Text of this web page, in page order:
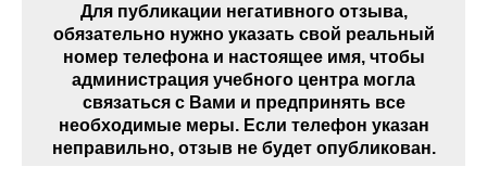
Для публикации негативного отзыва,
обязательно нужно указать свой реальный
номер телефона и настоящее имя, чтобы
администрация учебного центра могла
связаться с Вами и предпринять все
необходимые меры. Если телефон указан
неправильно, отзыв не будет опубликован.